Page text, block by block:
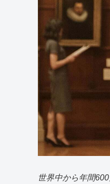
世界中から年間